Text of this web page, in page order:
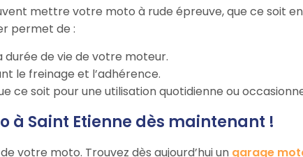
mettre votre moto à rude épreuve, que ce soit
permet de :
durée de vie de votre moteur.
le freinage et l’adhérence.
ce soit pour une utilisation quotidienne ou
à Saint Etienne dès maintenant !
votre moto. Trouvez dès aujourd’hui un garage